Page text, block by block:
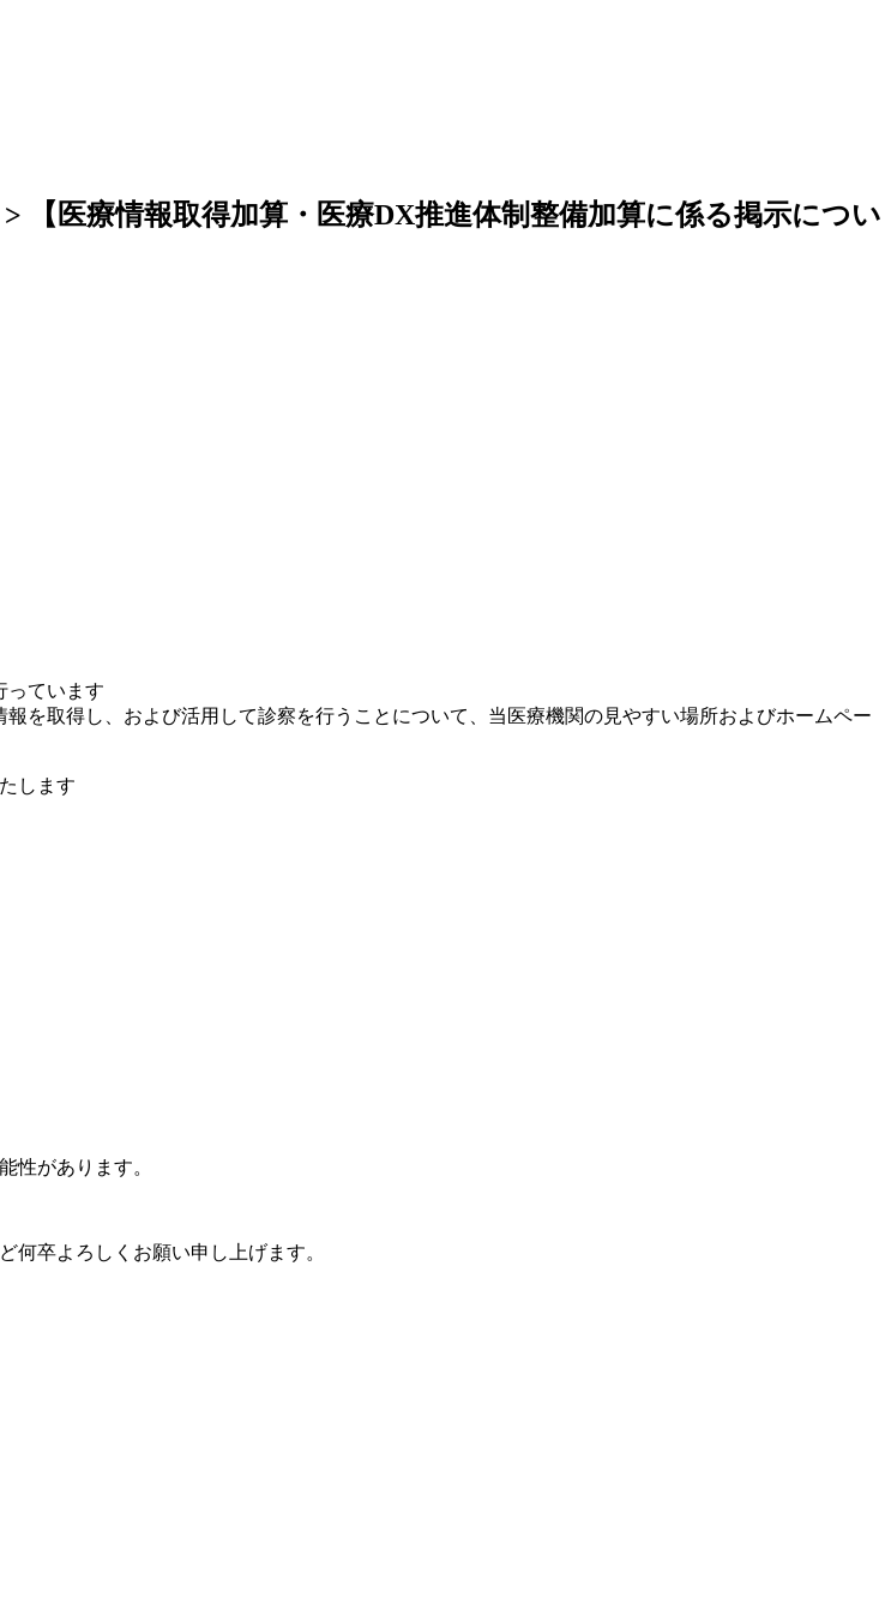
>
【医療情報取得加算・医療DX推進体制整備加算に係る掲示につい
っています
を取得し、および活用して診察を行うことについて、当医療機関の見やすい場所およびホームペー
します
性があります。
何卒よろしくお願い申し上げます。